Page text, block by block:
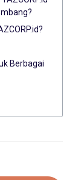
Berbagai